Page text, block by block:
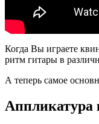
Когда Вы играете
ритм гитары в
А теперь самое
Аппликатура